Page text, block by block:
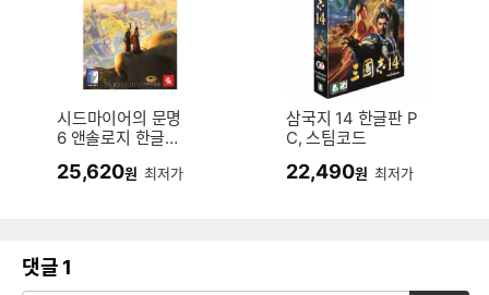
시드마이어의 문명
6 앤솔로지 한글판
25,620원 최저가
삼국지 14 한글판 P
C, 스팀코드
22,490원 최저가
댓글 1